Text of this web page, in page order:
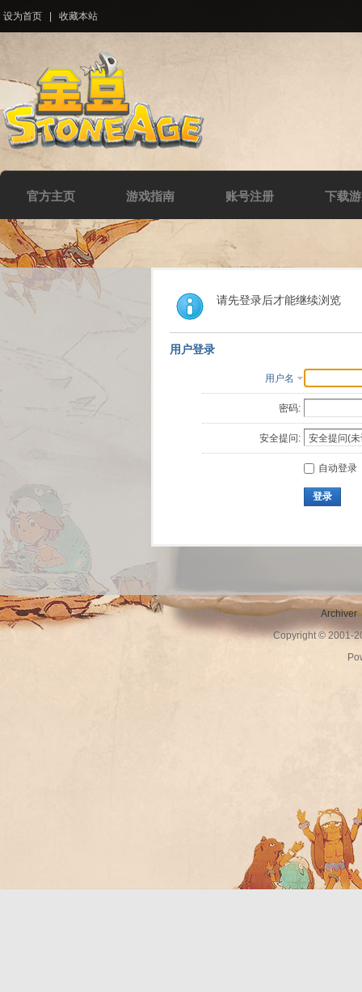
设为首页 收藏本站
官方主页 游戏指南 账号注册 下载
请先登录后才能继续浏览
用户登录
用户名
密码:
安全提问:
自动登录
登录
Archiver
Copyright © 2001-